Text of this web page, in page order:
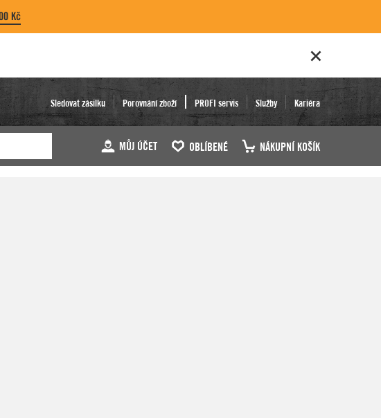
Kč
Sledovat zásilku Porovnání zboží PROFI servis Služby Kariéra
MŮJ ÚČET OBLÍBENÉ NÁKUPNÍ KOŠÍK